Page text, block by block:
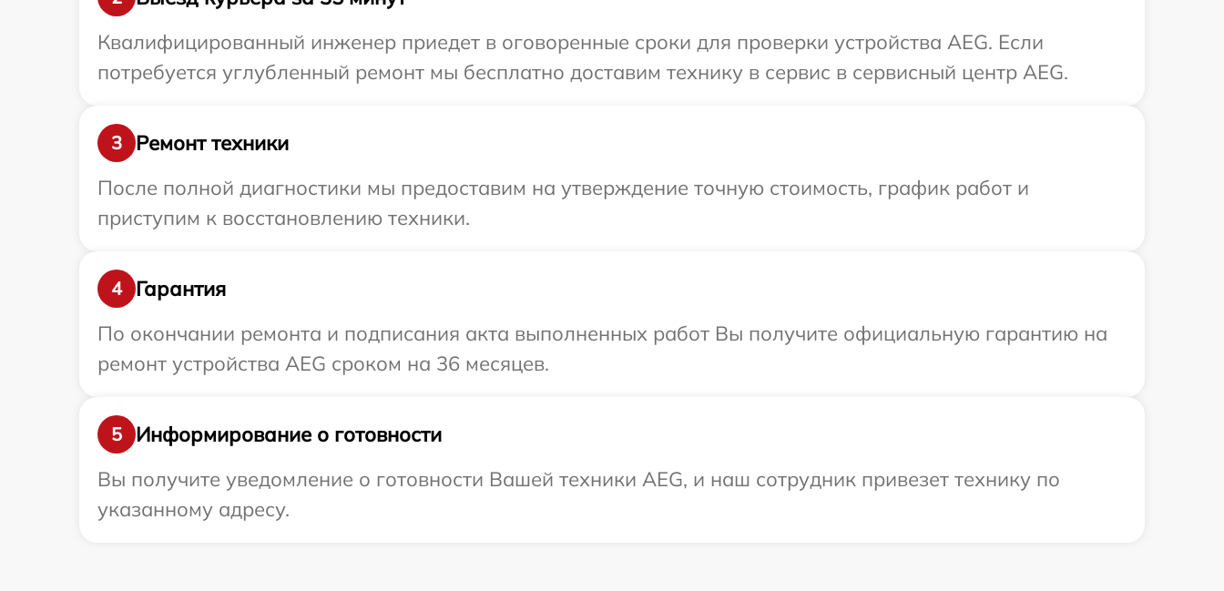
Квалифицированный инженер приедет в оговоренные сроки для проверки устройства AEG. Если
потребуется углубленный ремонт мы бесплатно доставим технику в сервис в сервисный центр AEG.
3
Ремонт техники
После полной диагностики мы предоставим на утверждение точную стоимость, график работ и
приступим к восстановлению техники.
4
Гарантия
По окончании ремонта и подписания акта выполненных работ Вы получите официальную гарантию на
ремонт устройства AEG сроком на 36 месяцев.
5
Информирование о готовности
Вы получите уведомление о готовности Вашей техники AEG, и наш сотрудник привезет технику по
указанному адресу.